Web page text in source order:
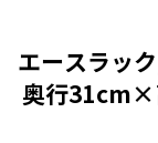
エースラッ
奥行